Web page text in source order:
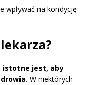
wpływać na kondycję
istotne jest, aby
W niektórych